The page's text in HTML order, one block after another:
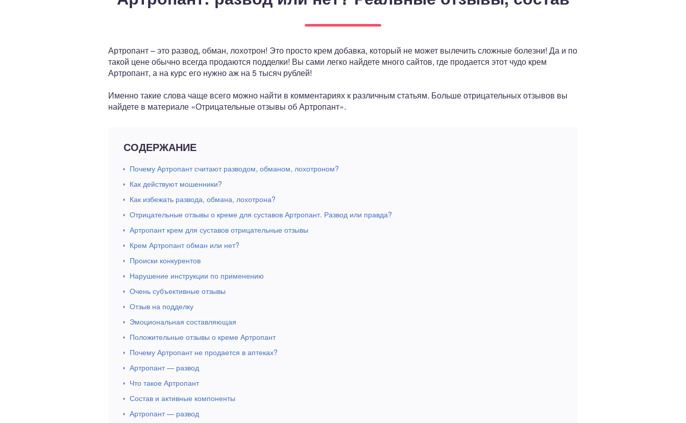
Артропант – это развод, обман, лохотрон! Это просто крем добавка, который не может вылечить сложные болезни! Да и по
такой цене обычно всегда продаются подделки! Вы сами легко найдете много сайтов, где продается этот чудо крем
Артропант, а на курс его нужно аж на 5 тысяч рублей!
Именно такие слова чаще всего можно найти в комментариях к различным статьям. Больше отрицательных отзывов вы
найдете в материале «Отрицательные отзывы об Артропант».
СОДЕРЖАНИЕ
Почему Артропант считают разводом, обманом, лохотроном?
Как действуют мошенники?
Как избежать развода, обмана, лохотрона?
Отрицательные отзывы о креме для суставов Артропант. Развод или правда?
Артропант крем для суставов отрицательные отзывы
Крем Артропант обман или нет?
Происки конкурентов
Нарушение инструкции по применению
Очень субъективные отзывы
Отзыв на подделку
Эмоциональная составляющая
Положительные отзывы о креме Артропант
Почему Артропант не продается в аптеках?
Артропант — развод
Что такое Артропант
Состав и активные компоненты
Артропант — развод